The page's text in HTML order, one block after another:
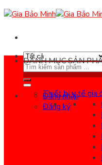
Skip
to
Search
for:
Đăng nhập
Đăng ký
DANH MỤC SẢN
Thiết bị y tế gia